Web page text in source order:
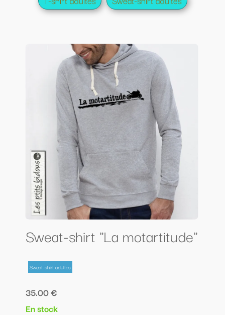
Sweat-shirt "La motartitude"
Sweat-shirt adultes
35.00 €
En stock